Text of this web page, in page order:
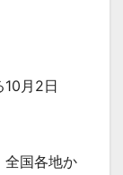
10月2日
全国各地か